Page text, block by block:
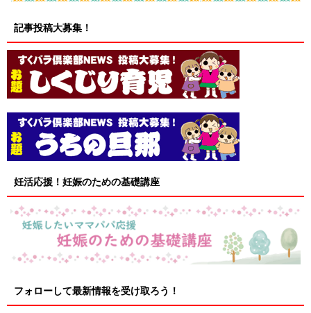
記事投稿大募集！
妊活応援！妊娠のための基礎講座
フォローして最新情報を受け取ろう！